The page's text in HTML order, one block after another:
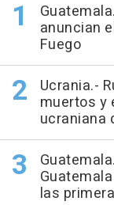
anuncian
Fuego
Ucrania.-
muertos y
ucraniana
las